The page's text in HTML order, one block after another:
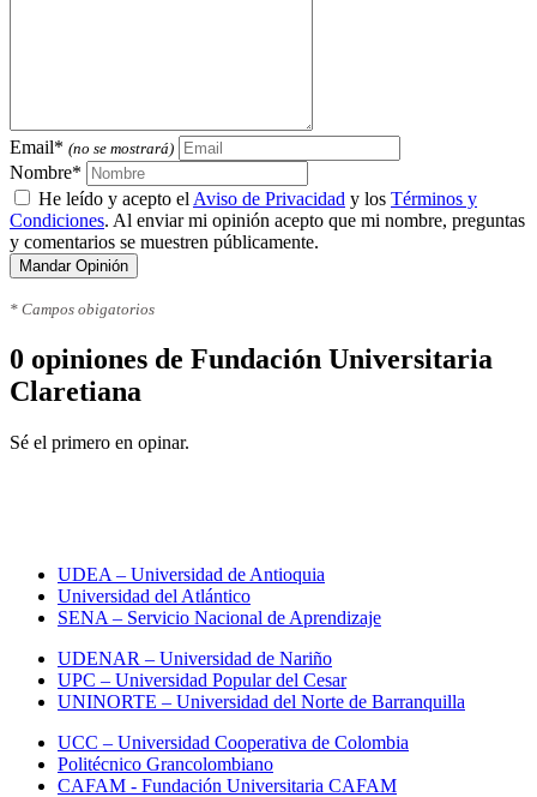
Email* (no se mostrará)
Nombre*
He leído y acepto el Aviso de Privacidad y los Términos y
Condiciones. Al enviar mi opinión acepto que mi nombre, preguntas
y comentarios se muestren públicamente.
Mandar Opinión
* Campos obigatorios
0 opiniones de Fundación Universitaria
Claretiana
Sé el primero en opinar.
UDEA – Universidad de Antioquia
Universidad del Atlántico
SENA – Servicio Nacional de Aprendizaje
UDENAR – Universidad de Nariño
UPC – Universidad Popular del Cesar
UNINORTE – Universidad del Norte de Barranquilla
UCC – Universidad Cooperativa de Colombia
Politécnico Grancolombiano
CAFAM - Fundación Universitaria CAFAM